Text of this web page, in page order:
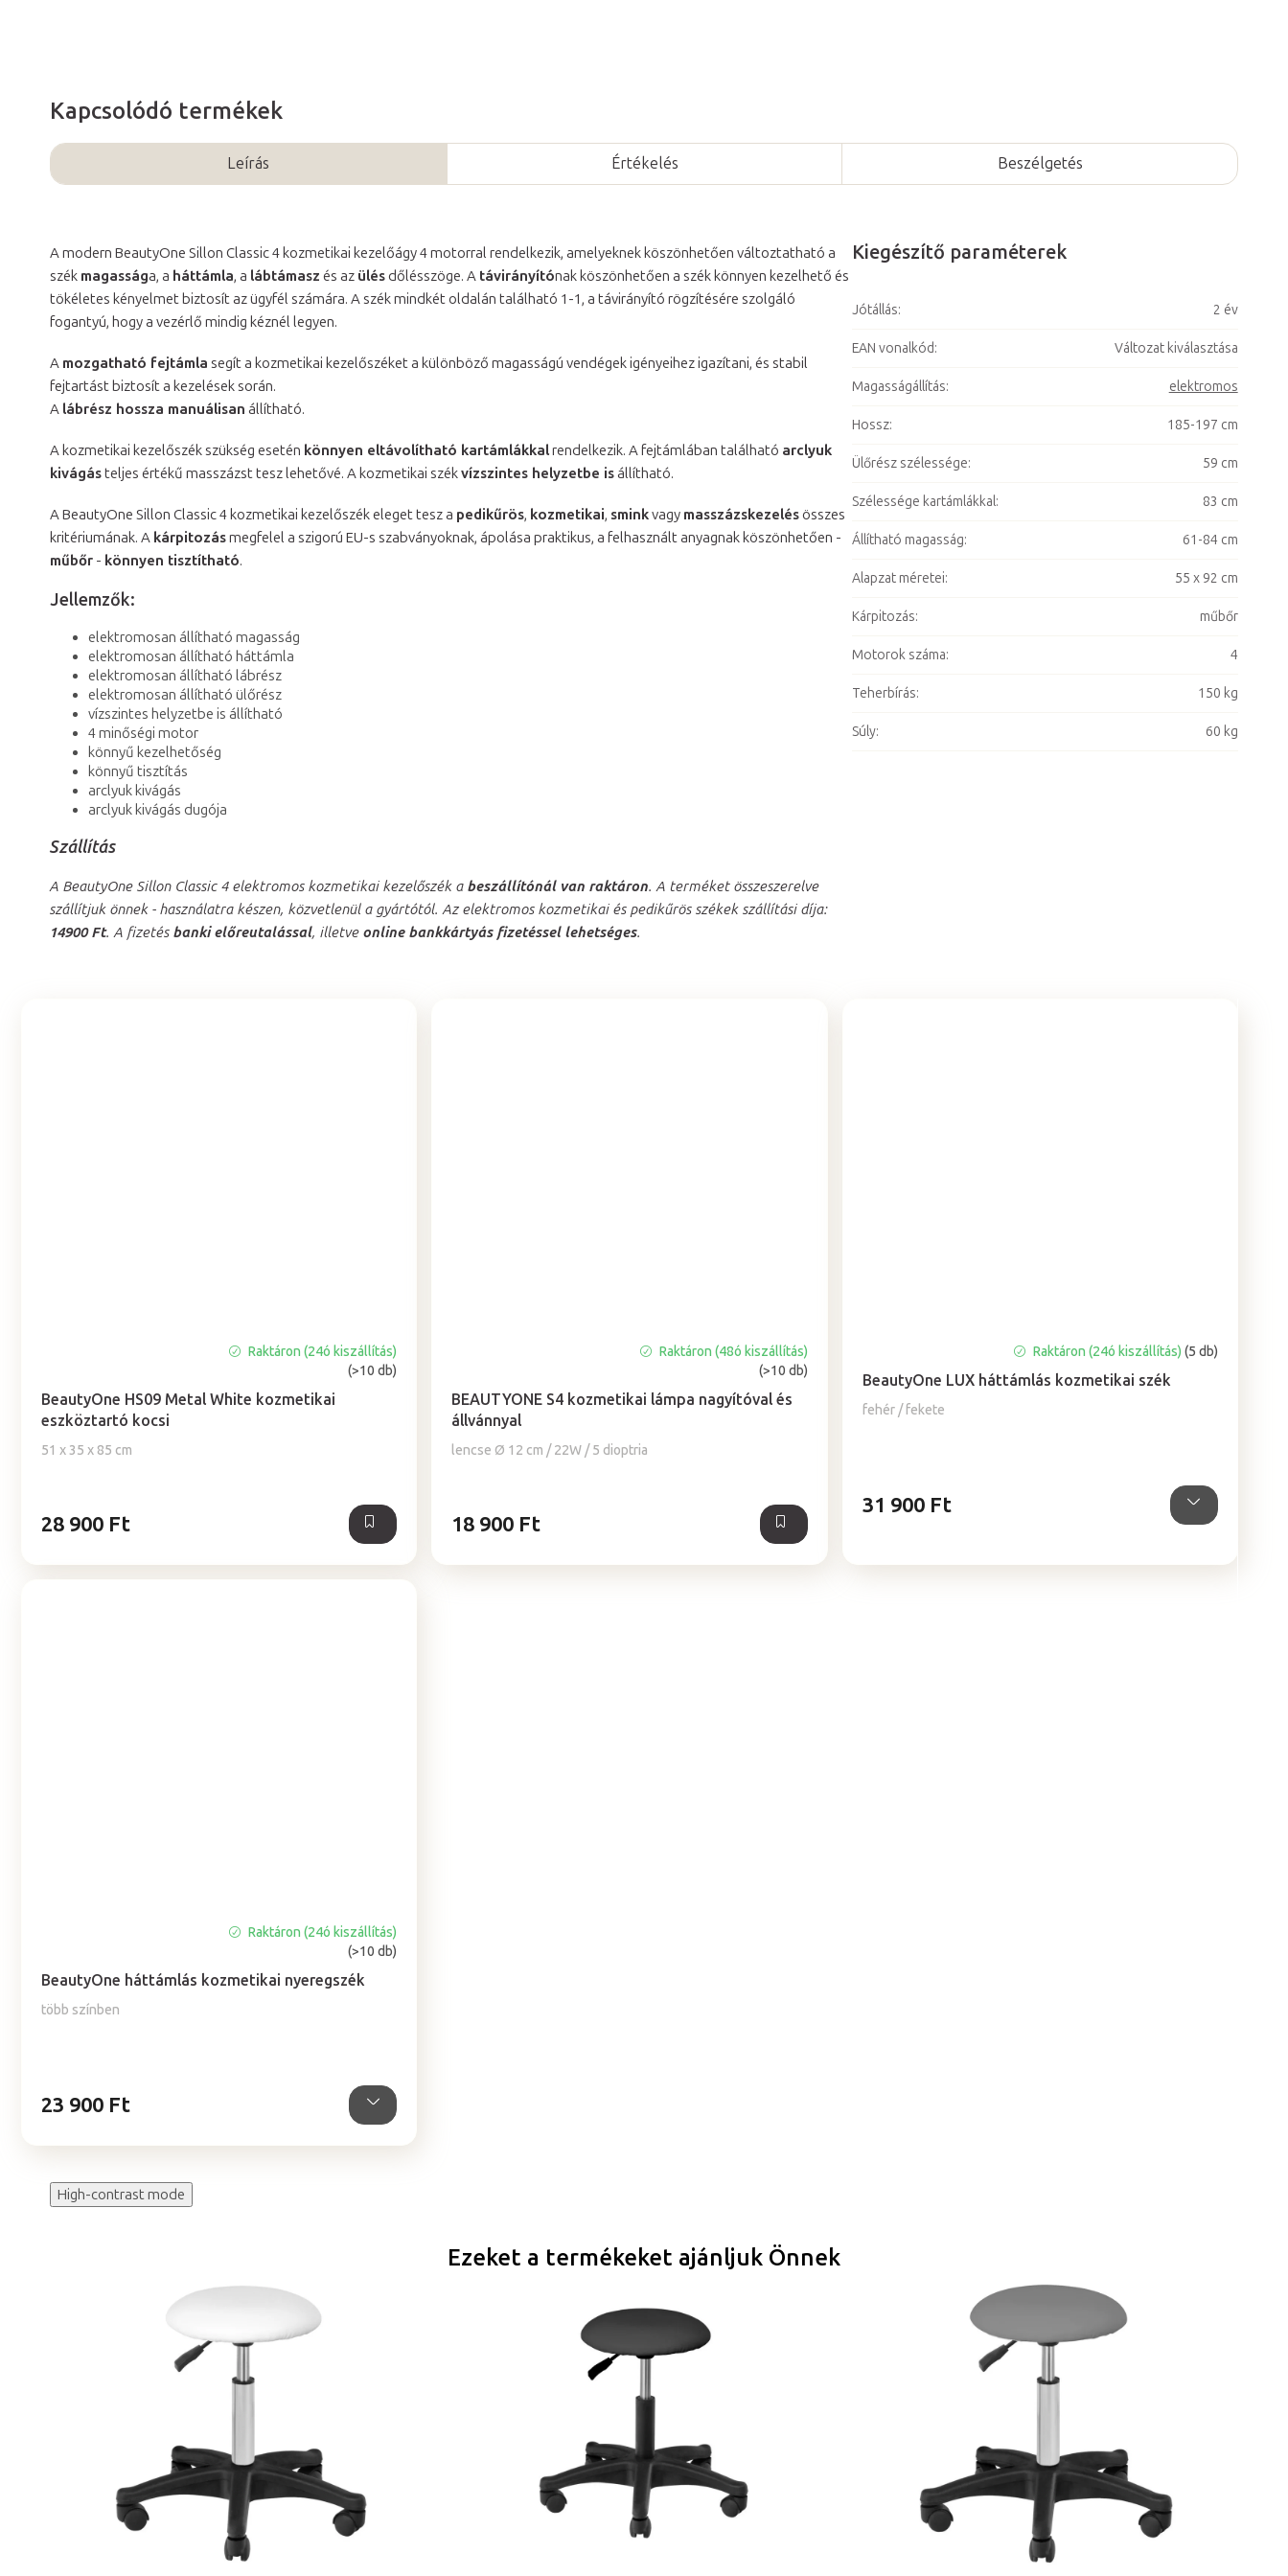
Kapcsolódó termékek
BeautyOne HS09 Metal White kozmetikai
eszköztartó kocsi
51 x 35 x 85 cm
átlagos
értékelése
ből
Raktáron (24ó kiszállítás)
(>10 db)
28 900 Ft
BEAUTYONE S4 kozmetikai lámpa nagyítóval és
állvánnyal
lencse Ø 12 cm / 22W / 5 dioptria
átlagos
értékelése
ből
Raktáron (48ó kiszállítás)
(>10 db)
18 900 Ft
BeautyOne LUX háttámlás kozmetikai szék
fehér / fekete
átlagos
értékelése
Raktáron (24ó kiszállítás) (5 db)
31 900 Ft
BeautyOne háttámlás kozmetikai nyeregszék
több színben
átlagos
5-
Raktáron (24ó kiszállítás)
(>10 db)
23 900 Ft
Leírás Értékelés Beszélgetés
A modern BeautyOne Sillon Classic 4 kozmetikai kezelőágy 4 motorral rendelkezik, amelyeknek köszönhetően változtatható a
szék magassága, a háttámla, a lábtámasz és az ülésdőlésszöge. A távirányítónak köszönhetően a szék könnyen kezelhető és
tökéletes kényelmet biztosít az ügyfél számára. A szék mindkét oldalán található 1-1, a távirányító rögzítésére szolgáló
fogantyú, hogy a vezérlő mindig kéznél legyen.
A mozgatható fejtámla segít a kozmetikai kezelőszéket a különböző magasságú vendégek igényeihez igazítani, és stabil
fejtartást biztosít a kezelések során.
A lábrész hossza manuálisan állítható.
A kozmetikai kezelőszék szükség esetén könnyen eltávolítható kartámlákkalrendelkezik. A fejtámlában található arclyuk
kivágásteljes értékű masszázst tesz lehetővé. A kozmetikai székvízszintes helyzetbe isállítható.
A BeautyOne Sillon Classic 4 kozmetikai kezelőszék eleget tesz a pedikűrös, kozmetikai, sminkvagy masszázskezelésösszes
kritériumának. A kárpitozásmegfelel a szigorú EU-s szabványoknak, ápolása praktikus, a felhasznált anyagnak köszönhetően -
műbőr - könnyen tisztítható.
Jellemzők:
elektromosan állítható magasság
elektromosan állítható háttámla
elektromosan állítható lábrész
elektromosan állítható ülőrész
vízszintes helyzetbe is állítható
4 minőségi motor
könnyű kezelhetőség
könnyű tisztítás
arclyuk kivágás
arclyuk kivágás dugója
Szállítás
A BeautyOne Sillon Classic 4 elektromos kozmetikai kezelőszék a beszállítónál van raktáron. A terméket összeszerelve
szállítjuk önnek - használatra készen, közvetlenül a gyártótól. Az elektromos kozmetikai és pedikűrös székek szállítási díja:
14900 Ft. A fizetés banki előreutalással, illetve online bankkártyás fizetéssel lehetséges.
Kiegészítő paraméterek
Jótállás: 2 év
EAN vonalkód: Változat kiválasztása
Magasságállítás: elektromos
Hossz: 185-197 cm
Ülőrész szélessége: 59 cm
Szélessége kartámlákkal: 83 cm
Állítható magasság: 61-84 cm
Alapzat méretei: 55 x 92 cm
Kárpitozás: műbőr
Motorok száma: 4
Teherbírás: 150 kg
Súly: 60 kg
High-contrast mode
Ezeket a termékeket ajánljuk Önnek